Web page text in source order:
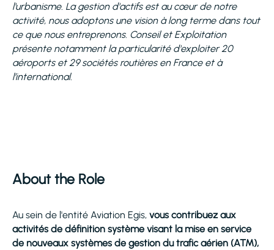
l'urbanisme. La gestion d'actifs est au cœur de notre
activité, nous adoptons une vision à long terme dans tout
ce que nous entreprenons. Conseil et Exploitation
présente notamment la particularité d'exploiter 20
aéroports et 29 sociétés routières en France et à
l’international.
About the Role
Au sein de l'entité Aviation Egis, vous contribuez aux
activités de définition système visant la mise en service
de nouveaux systèmes de gestion du trafic aérien (ATM),